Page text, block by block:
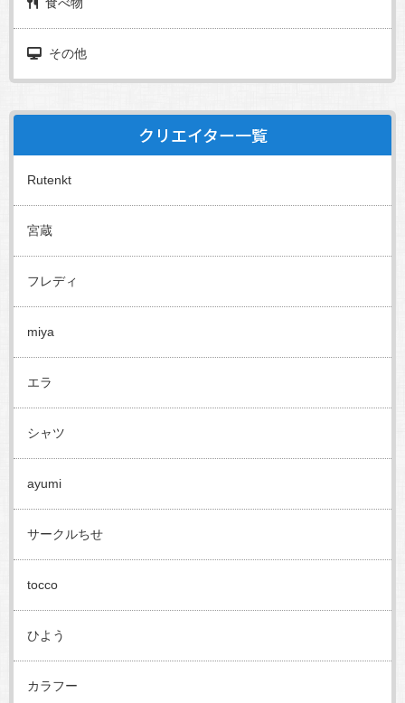
食べ物
その他
クリエイター一覧
Rutenkt
宮蔵
フレディ
miya
エラ
シャツ
ayumi
サークルちせ
tocco
ひよう
カラフー